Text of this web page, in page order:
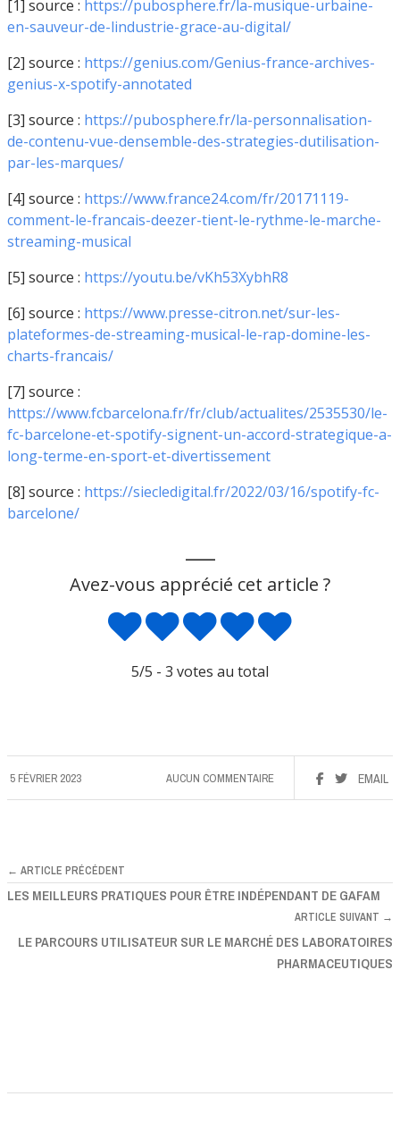
[1] source : https://pubosphere.fr/la-musique-urbaine-
en-sauveur-de-lindustrie-grace-au-digital/
[2] source : https://genius.com/Genius-france-archives-
genius-x-spotify-annotated
[3] source : https://pubosphere.fr/la-personnalisation-
de-contenu-vue-densemble-des-strategies-dutilisation-
par-les-marques/
[4] source : https://www.france24.com/fr/20171119-
comment-le-francais-deezer-tient-le-rythme-le-marche-
streaming-musical
[5] source : https://youtu.be/vKh53XybhR8
[6] source : https://www.presse-citron.net/sur-les-
plateformes-de-streaming-musical-le-rap-domine-les-
charts-francais/
[7] source :
https://www.fcbarcelona.fr/fr/club/actualites/2535530/le-
fc-barcelone-et-spotify-signent-un-accord-strategique-a-
long-terme-en-sport-et-divertissement
[8] source : https://siecledigital.fr/2022/03/16/spotify-fc-
barcelone/
Avez-vous apprécié cet article ?
5/5 - 3 votes au total
5 FÉVRIER 2023 EMAIL
AUCUN COMMENTAIRE
← ARTICLE PRÉCÉDENT
LES MEILLEURS PRATIQUES POUR ÊTRE INDÉPENDANT DE GAFAM
ARTICLE SUIVANT →
LE PARCOURS UTILISATEUR SUR LE MARCHÉ DES LABORATOIRES
PHARMACEUTIQUES